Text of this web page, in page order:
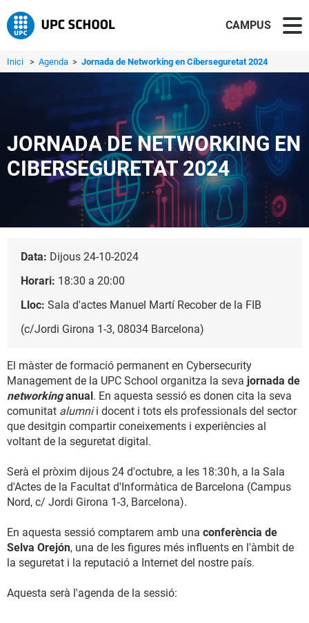
CAMPUS
Inici > Agenda > Jornada de Networking en Ciberseguretat 2024
JORNADA DE NETWORKING EN
CIBERSEGURETAT 2024
Data: Dijous 24-10-2024
Horari: 18:30 a 20:00
Lloc: Sala d'actes Manuel Martí Recober de la FIB
(c/Jordi Girona 1-3, 08034 Barcelona)
El màster de formació permanent en Cybersecurity
Management de la UPC School organitza la seva jornada de
networkinganual. En aquesta sessió es donen cita la seva
comunitat alumnii docent i tots els professionals del sector
que desitgin compartir coneixements i experiències al
voltant de la seguretat digital.
Serà el pròxim dijous 24 d'octubre, a les 18:30 h, a la Sala
d'Actes de la Facultat d'Informàtica de Barcelona (Campus
Nord, c/ Jordi Girona 1-3, Barcelona).
En aquesta sessió comptarem amb una conferència de
Selva Orejón, una de les figures més influents en l'àmbit de
la seguretat i la reputació a Internet del nostre país.
Aquesta serà l'agenda de la sessió: